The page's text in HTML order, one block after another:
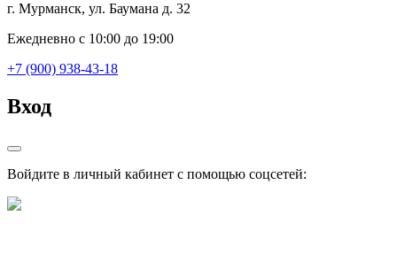
г. Мурманск, ул. Баумана д. 32
Ежедневно с 10:00 до 19:00
+7 (900) 938-43-18
Вход
Войдите в личный кабинет с помощью соцсетей: